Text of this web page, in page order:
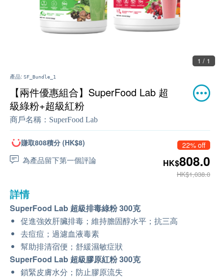
1 / 1
產品: SF_Bundle_1
【兩件優惠組合】SuperFood Lab 超
級綠粉+超級紅粉
商戶名稱： SuperFood Lab
賺取808積分 (HK$8)
為產品留下第一個評論
22% off
HK$808.0
HK$1,038.0
詳情
SuperFood Lab 超級排毒綠粉 300克
促進強效肝臟排毒；維持膽固醇水平；抗三高
去痘痘；過濾血液毒素
幫助排清宿便；舒緩濕敏症狀
SuperFood Lab 超級膠原紅粉 300克
鎖緊皮膚水分；防止膠原流失